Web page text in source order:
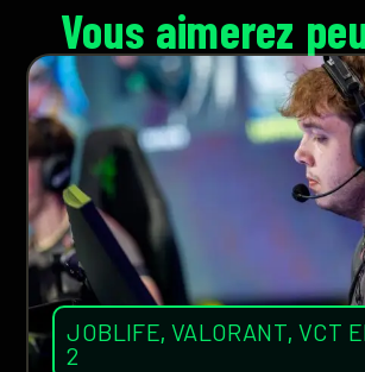
Vous aimerez
JOBLIFE,VALORANT,VCT
2